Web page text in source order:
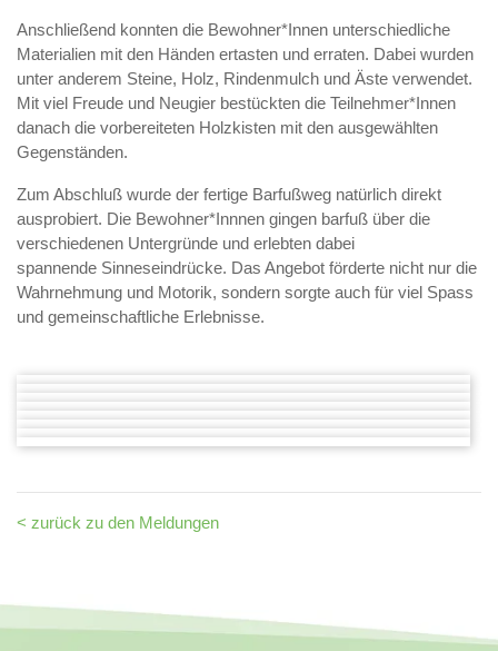
Anschließend konnten die Bewohner*Innen unterschiedliche
Materialien mit den Händen ertasten und erraten. Dabei wurden
unter anderem Steine, Holz, Rindenmulch und Äste verwendet.
Mit viel Freude und Neugier bestückten die Teilnehmer*Innen
danach die vorbereiteten Holzkisten mit den ausgewählten
Gegenständen.
Zum Abschluß wurde der fertige Barfußweg natürlich direkt
ausprobiert. Die Bewohner*Innnen gingen barfuß über die
verschiedenen Untergründe und erlebten dabei
spannende Sinneseindrücke. Das Angebot förderte nicht nur die
Wahrnehmung und Motorik, sondern sorgte auch für viel Spass
und gemeinschaftliche Erlebnisse.
< zurück zu den Meldungen